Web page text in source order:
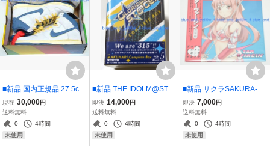
■新品 国内正規品 27.5cm
ATLAS X NIKE SB DUNK
HIGH PRO QS CZ3334-1
00 US9.5
現在 30,000円
送料無料
0
4時間
未使用
■新品 THE IDOLM@STE
R SideM 3rdLIVE TOUR ~
GLORIOUS ST@GE!~ LIV
E Blu-ray Side MAKUHA
RI Complete Box (初回生
即決 14,000円
送料無料
0
4時間
未使用
■新品 サクラSAKURA-LE
E Star Virgin LP Vinyl レ
コード Doki Doki Beats fu
turefunk ミカヅキbigwave
night tempo
即決 7,000円
送料無料
0
4時間
未使用